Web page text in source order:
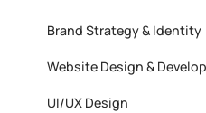
Brand Strategy & Identity
Website Design &
UI/UX Design